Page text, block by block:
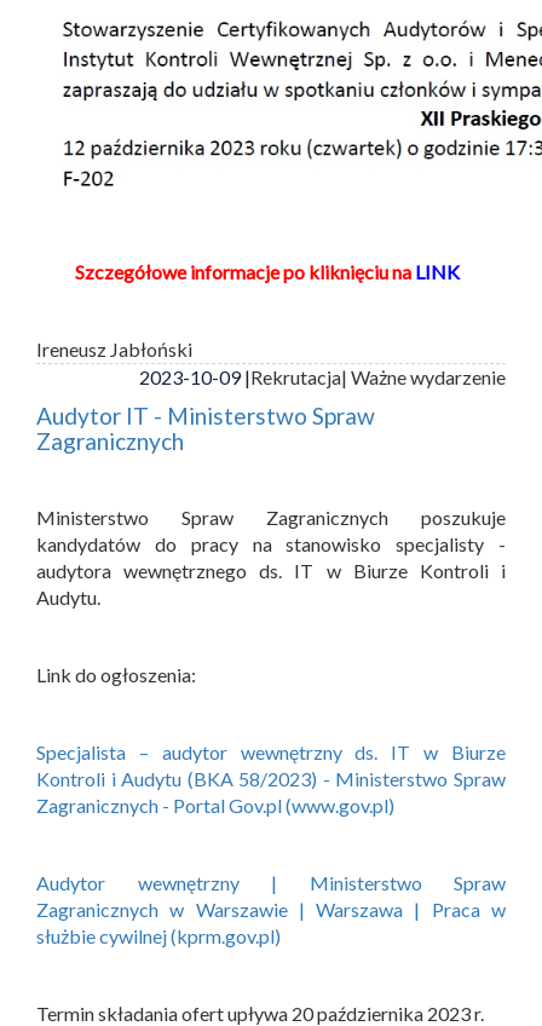
Szczegółowe informacje po kliknięciu na LINK
Ireneusz Jabłoński
2023-10-09 |Rekrutacja| Ważne wydarzenie
Audytor IT - Ministerstwo Spraw
Zagranicznych
Ministerstwo Spraw Zagranicznych poszukuje
kandydatów do pracy na stanowisko specjalisty -
audytora wewnętrznego ds. IT w Biurze Kontroli i
Audytu.
Link do ogłoszenia:
Specjalista – audytor wewnętrzny ds. IT w Biurze
Kontroli i Audytu (BKA 58/2023) - Ministerstwo Spraw
Zagranicznych - Portal Gov.pl (www.gov.pl)
Audytor wewnętrzny | Ministerstwo Spraw
Zagranicznych w Warszawie | Warszawa | Praca w
służbie cywilnej (kprm.gov.pl)
Termin składania ofert upływa 20 października 2023 r.